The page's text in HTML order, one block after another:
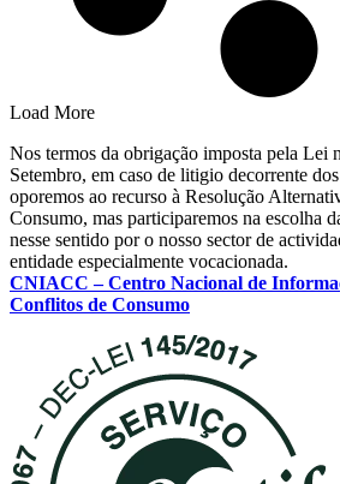
Load More
Nos termos da obrigação imposta pela Lei
Setembro, em caso de litigio decorrente
oporemos ao recurso à Resolução
Consumo, mas participaremos na escolha
nesse sentido por o nosso sector de
entidade especialmente vocacionada.
CNIACC – Centro Nacional de
Conflitos de Consumo